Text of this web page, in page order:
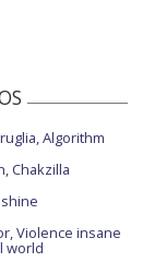
Algorithm
Chakzilla
Violence insane
world